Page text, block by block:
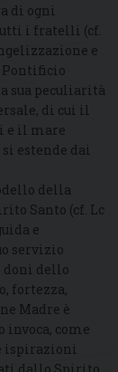
di ogni
i fratelli (cf.
e
Pontificio
sua peculiarità
di cui il
e il mare
estende dai
della
Santo (cf. Lc
e
servizio
doni dello
fortezza,
Madre è
invoca, come
ispirazioni
dallo Spirito